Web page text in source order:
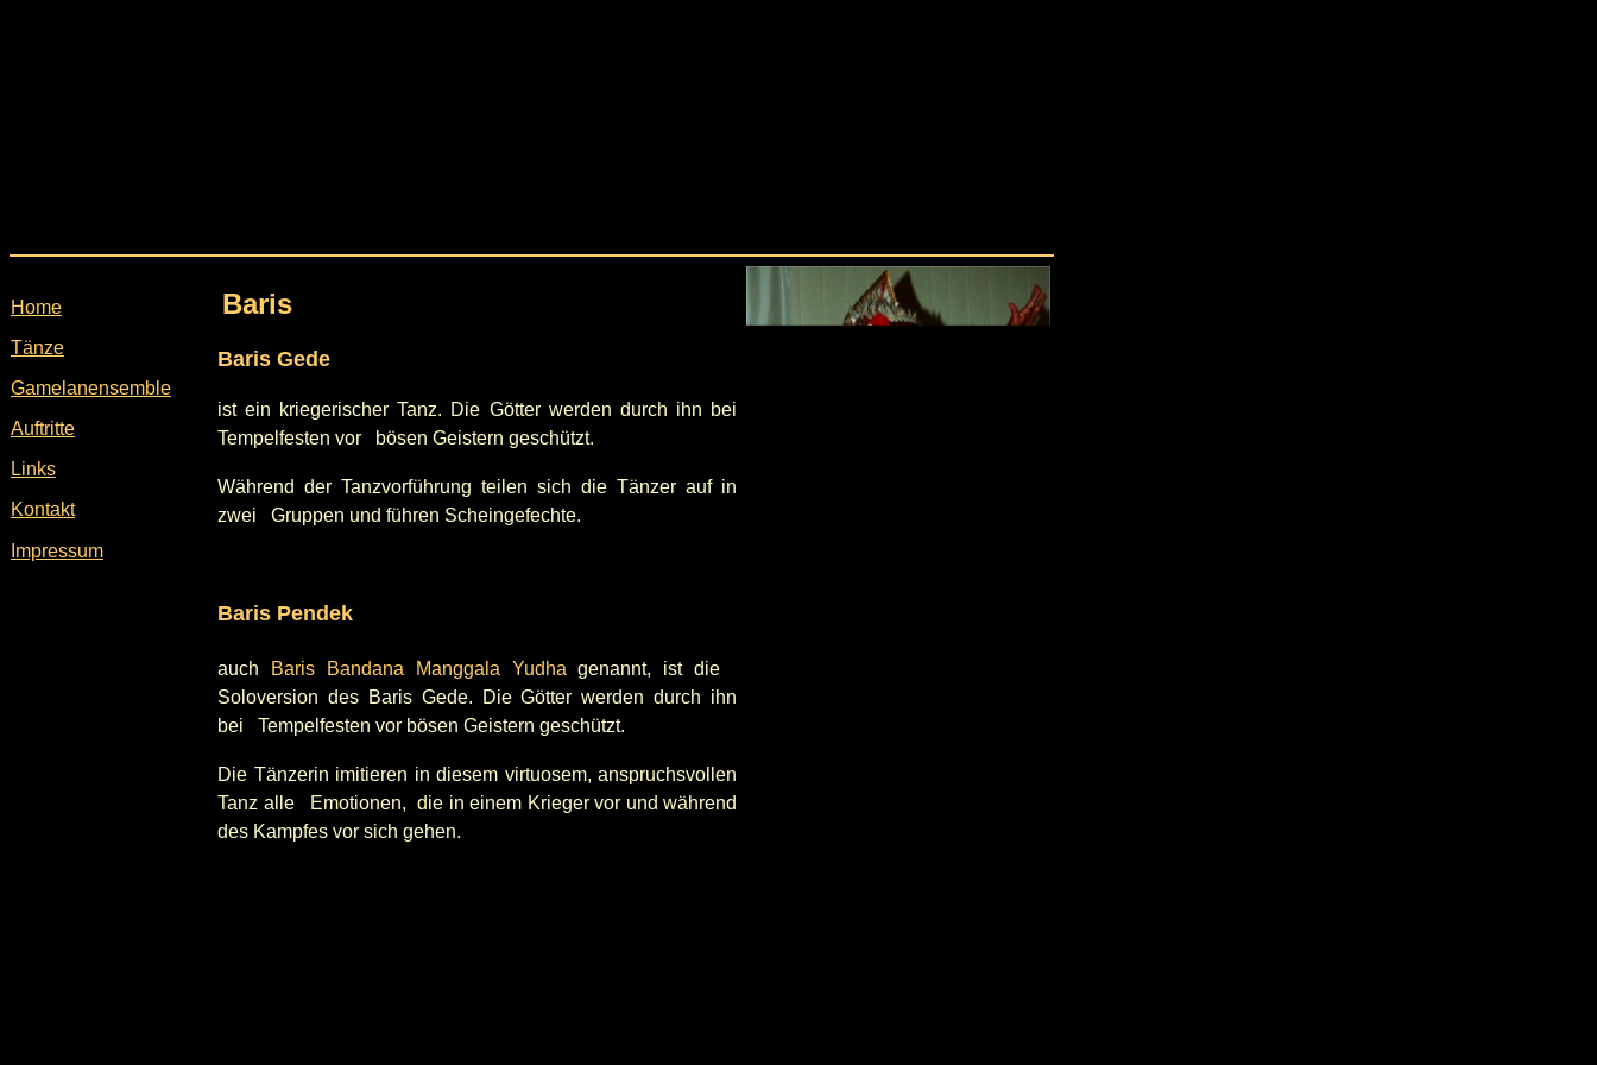
Home
Tänze
Gamelanensemble
Auftritte
Links
Kontakt
Impressum
Baris
Baris Gede
ist ein kriegerischer Tanz. Die Götter werden durch ihn bei
Tempelfesten vor bösen Geistern geschützt.
Während der Tanzvorführung teilen sich die Tänzer auf in
zwei Gruppen und führen Scheingefechte.
Baris Pendek
auch Baris Bandana Manggala Yudha genannt, ist die
Soloversion des Baris Gede. Die Götter werden durch ihn
bei Tempelfesten vor bösen Geistern geschützt.
Die Tänzerin imitieren in diesem virtuosem, anspruchsvollen
Tanz alle Emotionen, die in einem Krieger vor und während
des Kampfes vor sich gehen.